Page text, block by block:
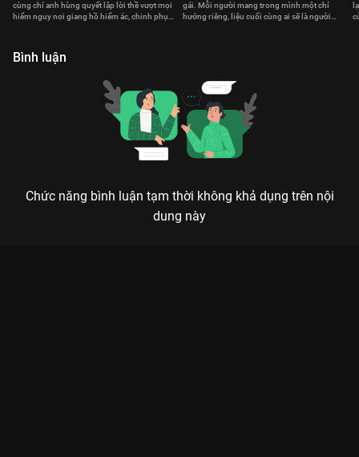
cùng chí anh hùng quyết lập lời thề vượt mọi
hiểm nguy nơi giang hồ hiểm ác, chinh phục
gái. Mỗi người mang trong mình một chí
hướng riêng, liệu cuối cùng ai sẽ là người
Bình luận
Chức năng bình luận tạm thời không khả dụng trên nội
dung này